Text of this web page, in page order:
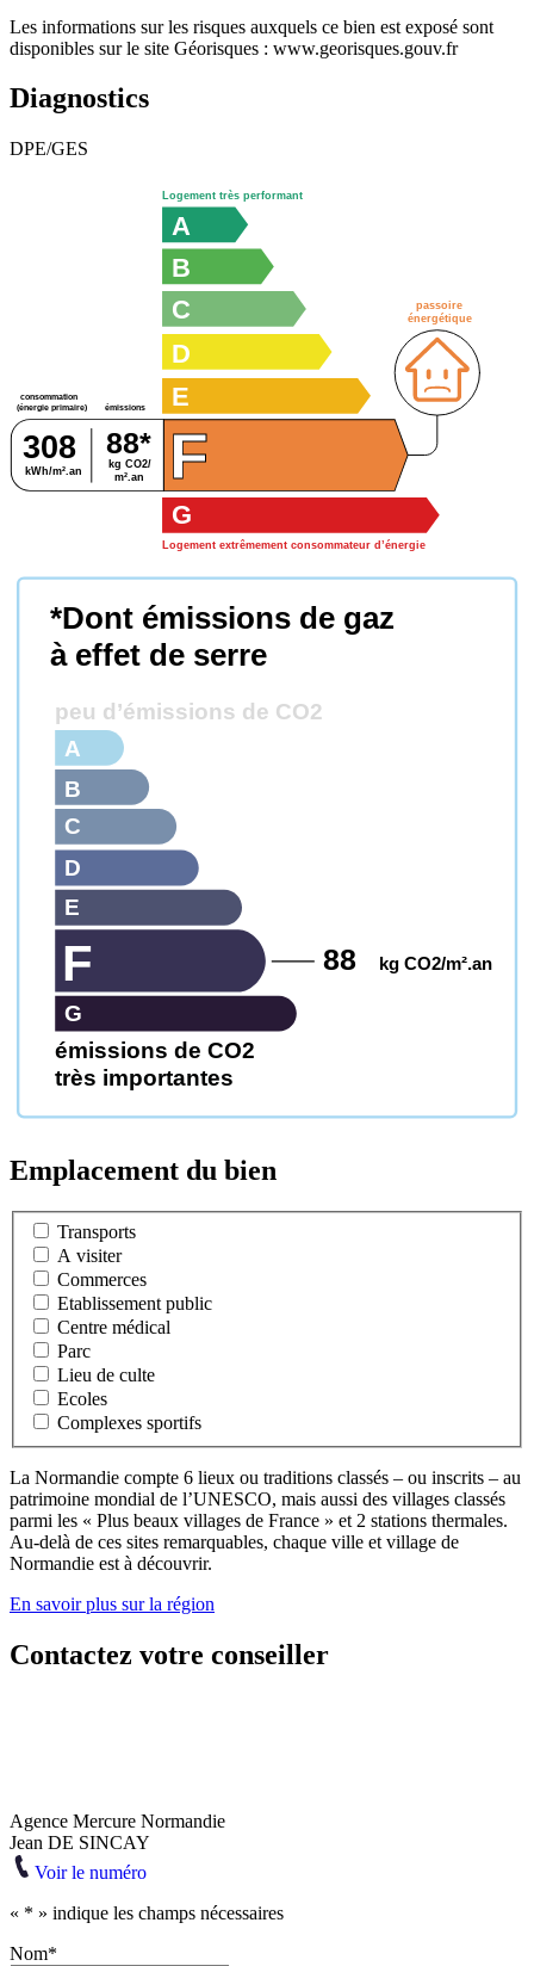
Les informations sur les risques auxquels ce bien est exposé sont
disponibles sur le site Géorisques : www.georisques.gouv.fr
Diagnostics
DPE/GES
consommation
(énergie primaire)
émissions
kg CO2/
m².an
kWh/m².an
308 88*
G
Logement extrêmement consommateur d’énergie
passoire
énergétique
F
E
D
C
B
A
Logement très performant
émissions de CO2
très importantes
*Dont émissions de gaz
à effet de serre
peu d’émissions de CO2
G
F 88 kg CO2/m².an
E
D
C
B
A
Emplacement du bien
Transports
A visiter
Commerces
Etablissement public
Centre médical
Parc
Lieu de culte
Ecoles
Complexes sportifs
La Normandie compte 6 lieux ou traditions classés – ou inscrits – au
patrimoine mondial de l’UNESCO, mais aussi des villages classés
parmi les « Plus beaux villages de France » et 2 stations thermales.
Au-delà de ces sites remarquables, chaque ville et village de
Normandie est à découvrir.
En savoir plus sur la région
Contactez votre conseiller
Agence Mercure Normandie
Jean DE SINCAY
Voir le numéro
« * » indique les champs nécessaires
Nom*